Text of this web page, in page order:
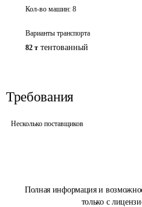
Полная информация и
только с
Кол-во машин: 8
Варианты транспорта
82 т тентованный
Требования
Несколько поставщиков